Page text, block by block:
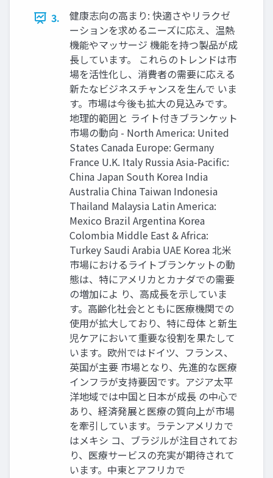
3.
健康志向の高まり: 快適さやリラクゼ
ーションを求めるニーズに応え、温熱
機能やマッサージ 機能を持つ製品が成
長しています。 これらのトレンドは市
場を活性化し、消費者の需要に応える
新たなビジネスチャンスを生んで いま
す。市場は今後も拡大の見込みです。
地理的範囲と ライト付きブランケット
市場の動向 - North America: United
States Canada Europe: Germany
France U.K. Italy Russia Asia-Pacific:
China Japan South Korea India
Australia China Taiwan Indonesia
Thailand Malaysia Latin America:
Mexico Brazil Argentina Korea
Colombia Middle East & Africa:
Turkey Saudi Arabia UAE Korea 北米
市場におけるライトブランケットの動
態は、特にアメリカとカナダでの需要
の増加によ り、高成長を示していま
す。高齢化社会とともに医療機関での
使用が拡大しており、特に母体 と新生
児ケアにおいて重要な役割を果たして
います。欧州ではドイツ、フランス、
英国が主要 市場となり、先進的な医療
インフラが支持要因です。アジア太平
洋地域では中国と日本が成長 の中心で
あり、経済発展と医療の質向上が市場
を牽引しています。ラテンアメリカで
はメキシ コ、ブラジルが注目されてお
り、医療サービスの充実が期待されて
います。中東とアフリカで